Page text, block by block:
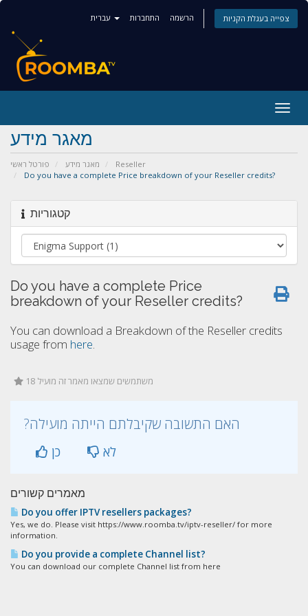
התחברות הרשמה צפייה בעגלת הקניות
מאגר מידע
פורטל ראשי מאגר מידע
Reseller
Do you have a complete Price breakdown of your Reseller credits?
קטגוריות
Do you have a complete Price
breakdown of your Reseller credits?
You can download a Breakdown of the Reseller credits
usage from here.
18 משתמשים שמצאו מאמר זה מועיל
?האם התשובה שקיבלתם הייתה מועילה
כן לא
מאמרים קשורים
Do you offer IPTV resellers packages?
Yes, we do. Please visit https://www.roomba.tv/iptv-reseller/ for more
information.
Do you provide a complete Channel list?
You can download our complete Channel list from here